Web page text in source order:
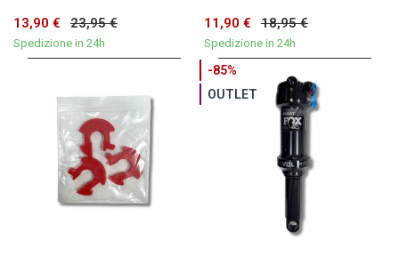
13,90 € 23,95 €
Spedizione in 24h
11,90 € 18,95 €
Spedizione in 24h
-85%
OUTLET